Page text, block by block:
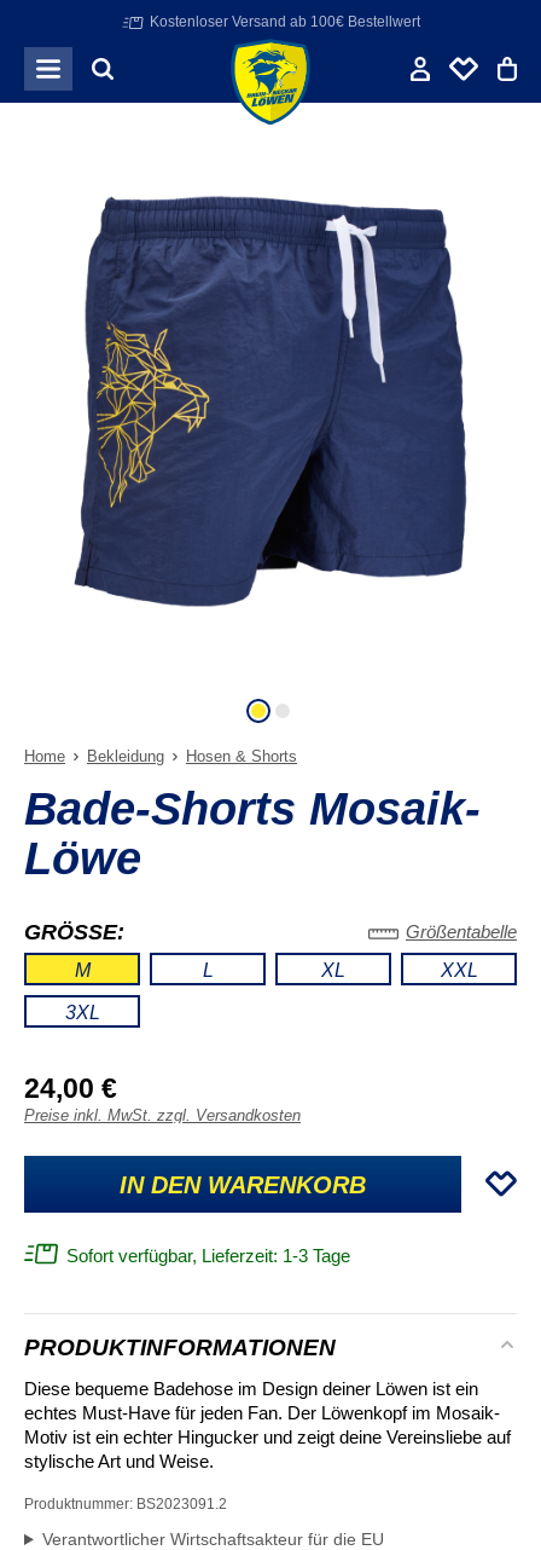
Zum Hauptinhalt springenKostenloser Versand ab 100€ Bestellwert
Home Bekleidung Hosen & Shorts
Bade-Shorts Mosaik-
Löwe
GRÖSSE:
Größentabelle
M
L XL XXL
3XL
24,00 €
Preise inkl. MwSt. zzgl. Versandkosten
IN DEN WARENKORB
Sofort verfügbar, Lieferzeit: 1-3 Tage
PRODUKTINFORMATIONEN
Diese bequeme Badehose im Design deiner Löwen ist ein
echtes Must-Have für jeden Fan. Der Löwenkopf im Mosaik-
Motiv ist ein echter Hingucker und zeigt deine Vereinsliebe auf
stylische Art und Weise.
Produktnummer: BS2023091.2
Verantwortlicher Wirtschaftsakteur für die EU